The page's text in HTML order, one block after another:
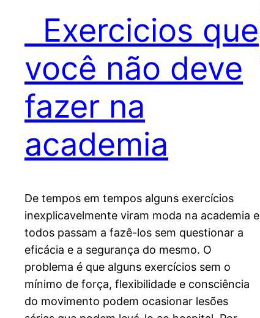
Exercicios que
você não deve
fazer na
academia
De tempos em tempos alguns exercícios
inexplicavelmente viram moda na academia e
todos passam a fazê-los sem questionar a
eficácia e a segurança do mesmo. O
problema é que alguns exercícios sem o
mínimo de força, flexibilidade e consciência
do movimento podem ocasionar lesões